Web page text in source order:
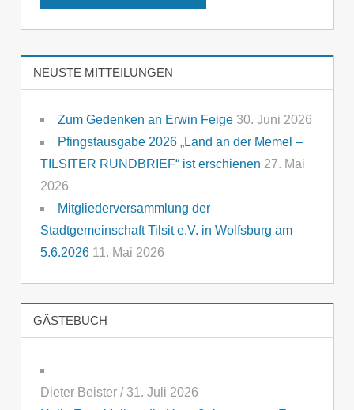
NEUSTE MITTEILUNGEN
Zum Gedenken an Erwin Feige 30. Juni 2026
Pfingstausgabe 2026 „Land an der Memel –
TILSITER RUNDBRIEF“ ist erschienen 27. Mai
2026
Mitgliederversammlung der
Stadtgemeinschaft Tilsit e.V. in Wolfsburg am
5.6.2026 11. Mai 2026
GÄSTEBUCH
Dieter Beister/31. Juli 2026